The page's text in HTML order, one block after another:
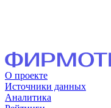
О проекте
Источники данных
Аналитика